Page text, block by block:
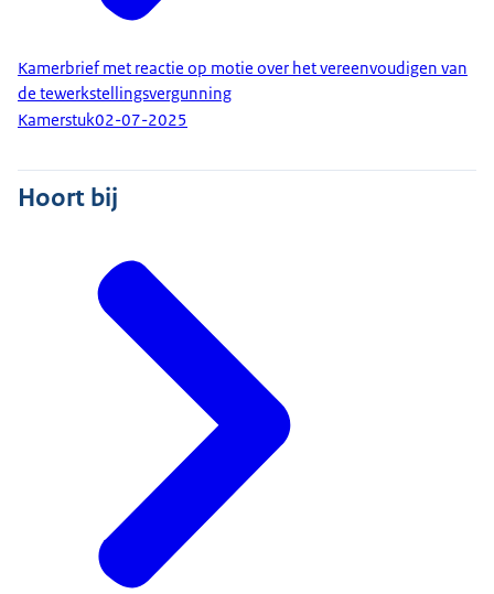
Kamerbrief met reactie op motie over het vereenvoudigen van
de tewerkstellingsvergunning
Kamerstuk02-07-2025
Hoort bij